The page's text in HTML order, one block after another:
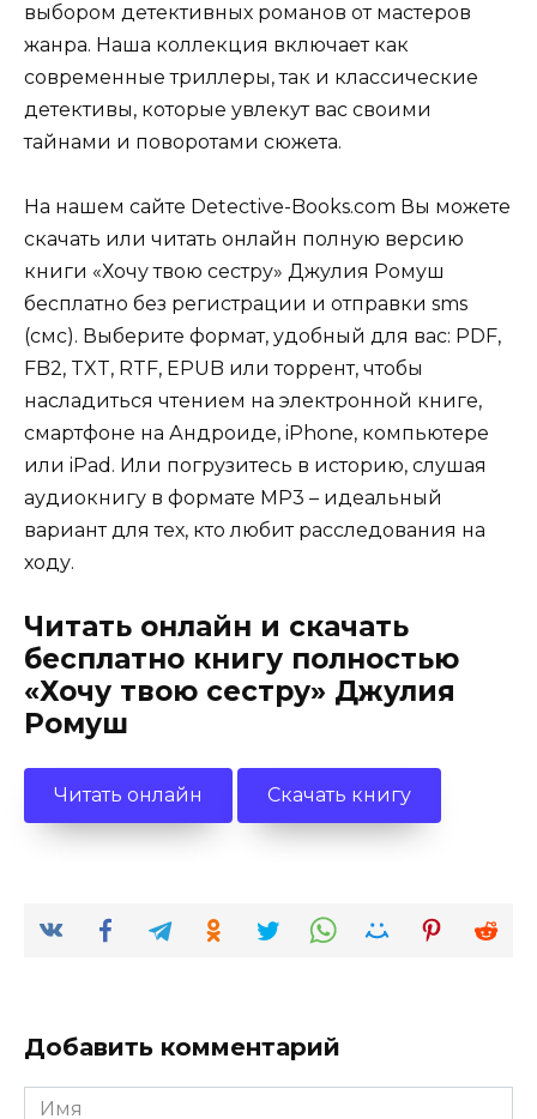
выбором детективных романов от мастеров
жанра. Наша коллекция включает как
современные триллеры, так и классические
детективы, которые увлекут вас своими
тайнами и поворотами сюжета.
На нашем сайте Detective-Books.com Вы можете
скачать или читать онлайн полную версию
книги «Хочу твою сестру» Джулия Ромуш
бесплатно без регистрации и отправки sms
(смс). Выберите формат, удобный для вас: PDF,
FB2, TXT, RTF, EPUB или торрент, чтобы
насладиться чтением на электронной книге,
смартфоне на Андроиде, iPhone, компьютере
или iPad. Или погрузитесь в историю, слушая
аудиокнигу в формате MP3 – идеальный
вариант для тех, кто любит расследования на
ходу.
Читать онлайн и скачать
бесплатно книгу полностью
«Хочу твою сестру» Джулия
Ромуш
Читать онлайн Скачать книгу
Добавить комментарий
Имя